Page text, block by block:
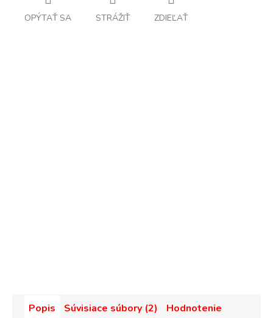
OPÝTAŤ SA STRÁŽIŤ ZDIEĽAŤ
Popis Súvisiace súbory (2)
Hodnotenie